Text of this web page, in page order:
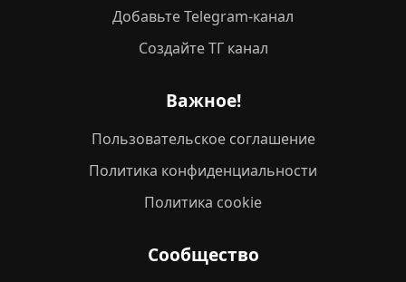
Добавьте Telegram-канал
Создайте ТГ канал
Важное!
Пользовательское соглашение
Политика конфиденциальности
Политика cookie
Сообщество